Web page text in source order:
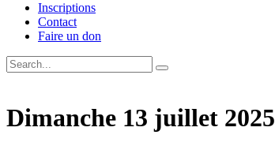
Inscriptions
Contact
Faire un don
Dimanche 13 juillet 2025